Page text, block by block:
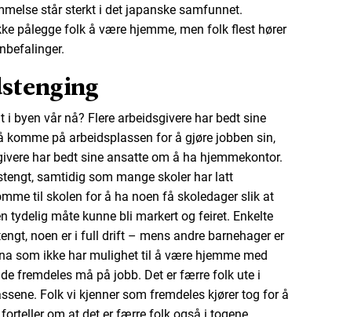
står sterkt i det japanske samfunnet.
pålegge folk å være hjemme, men folk flest hører
i byen vår nå? Flere arbeidsgivere har bedt sine
komme på arbeidsplassen for å gjøre jobben sin,
har bedt sine ansatte om å ha hjemmekontor.
samtidig som mange skoler har latt
til skolen for å ha noen få skoledager slik at
tydelig måte kunne bli markert og feiret. Enkelte
noen er i full drift – mens andre barnehager er
som ikke har mulighet til å være hjemme med
fremdeles må på jobb. Det er færre folk ute i
Folk vi kjenner som fremdeles kjører tog for å